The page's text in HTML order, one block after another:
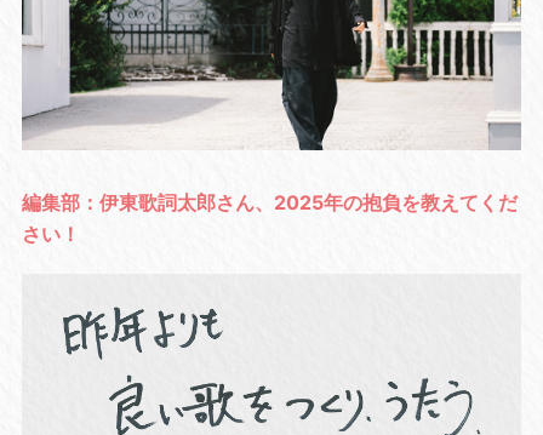
編集部：伊東歌詞太郎さん、2025年の抱負を教えてくだ
さい！